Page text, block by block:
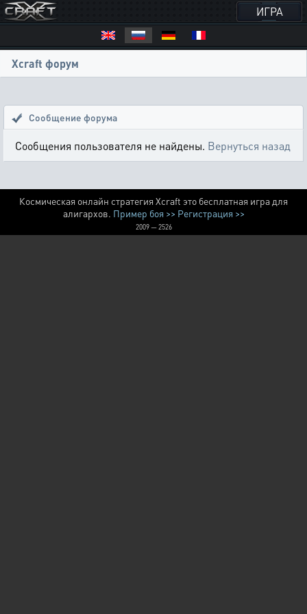
ИГРА
Xcraft форум
Сообщение форума
Сообщения пользователя не найдены. Вернуться назад
Космическая онлайн стратегия Xcraft это бесплатная игра для
алигархов. Пример боя >> Регистрация >>
2009 — 2526